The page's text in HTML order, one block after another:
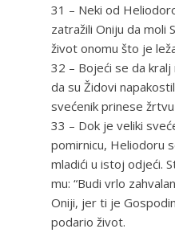
31 – Neki od
zatražili Oniju da moli
život onomu što je
32 – Bojeći se da
da su Židovi
svećenik prinese
33 – Dok je veliki
pomirnicu, Heliodoru
mladići u istoj odjeći.
mu: “Budi vrlo
Oniji, jer ti je
podario život.